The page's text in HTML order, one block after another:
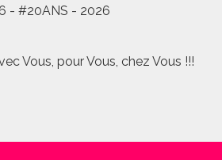
- #20ANS - 2026
Vous, pour Vous, chez Vous !!!